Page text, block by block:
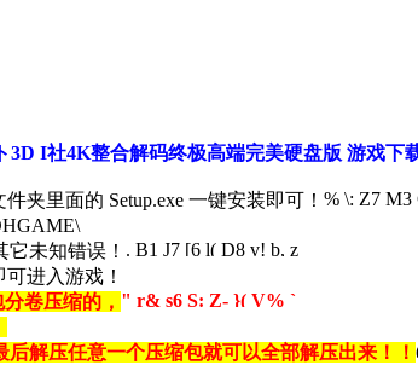
3D I社4K整合解码终极高端完美硬盘版 游戏下
夹里面的 Setup.exe 一键安装即可！ % \: Z7
它未知错误！ . B1 J7 [6 l( D8 v! b, z
进入游戏！
卷压缩的， " r& s6 S: Z- }( V% `
后解压任意一个压缩包就可以全部解压出来！！